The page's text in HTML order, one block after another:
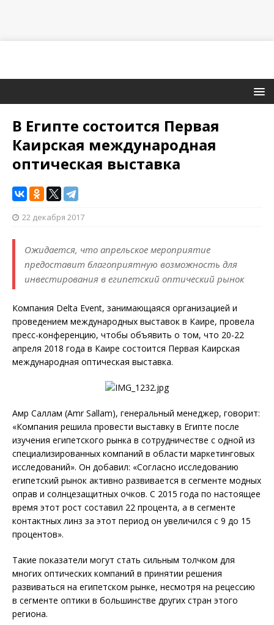
В Египте состоится Первая
Каирская международная
оптическая выставка
22 декабря 2017
Ожидается, что апрельское мероприятие
предоставит благоприятную возможность для
инвестирования в египетский оптический рынок
Компания Delta Event, занимающаяся организацией и
проведением международных выставок в Каире, провела
пресс-конференцию, чтобы объявить о том, что 20-22
апреля 2018 года в Каире состоится Первая Каирская
международная оптическая выставка.
Амр Саллам (Amr Sallam), генеральный менеджер, говорит:
«Компания решила провести выставку в Египте после
изучения египетского рынка в сотрудничестве с одной из
специализированных компаний в области маркетинговых
исследований». Он добавил: «Согласно исследованию
египетский рынок активно развивается в сегменте модных
оправ и солнцезащитных очков. С 2015 года по настоящее
время этот рост составил 22 процента, а в сегменте
контактных линз за этот период он увеличился с 9 до 15
процентов».
Такие показатели могут стать сильным толчком для
многих оптических компаний в принятии решения
развиваться на египетском рынке, несмотря на рецессию
в сегменте оптики в большинстве других стран этого
региона.